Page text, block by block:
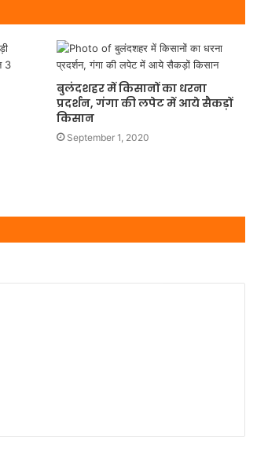
बुलंदशहर में किसानों का धरना
प्रदर्शन, गंगा की लपेट में आये सैकड़ों
किसान
September 1, 2020